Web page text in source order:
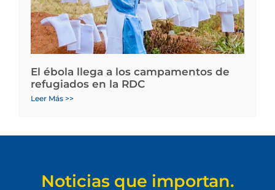
El ébola llega a los campamentos de
refugiados en la RDC
Leer Más >>
Noticias que importan.